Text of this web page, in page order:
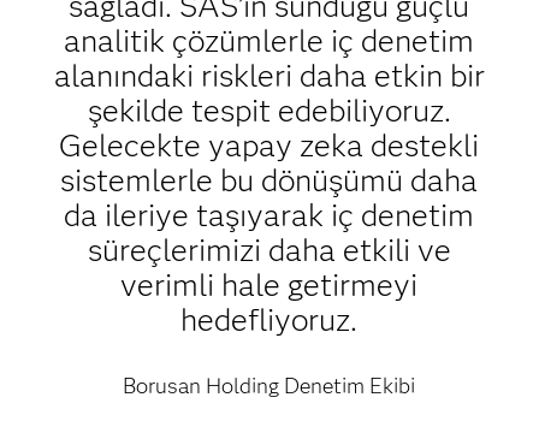
analitik çözümlerle iç denetim
alanındaki riskleri daha etkin bir
şekilde tespit edebiliyoruz.
Gelecekte yapay zeka destekli
sistemlerle bu dönüşümü daha
da ileriye taşıyarak iç denetim
süreçlerimizi daha etkili ve
verimli hale getirmeyi
hedefliyoruz.
Borusan Holding Denetim Ekibi